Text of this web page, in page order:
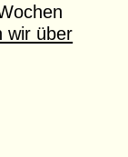
wir über